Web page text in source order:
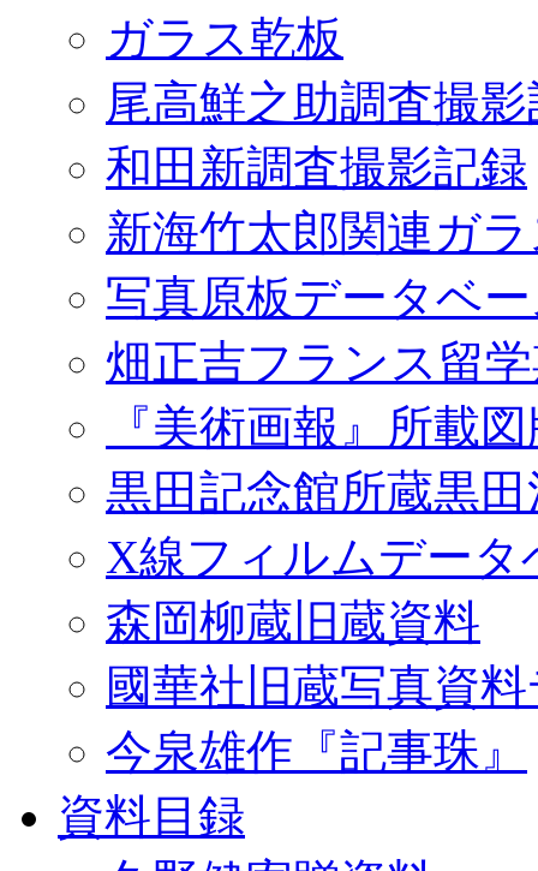
ガラス乾板
尾高鮮之助調査撮
和田新調査撮影記録
新海竹太郎関連ガ
写真原板データベ
畑正吉フランス留
『美術画報』所載
黒田記念館所蔵黒
X線フィルムデータ
森岡柳蔵旧蔵資料
國華社旧蔵写真資
今泉雄作『記事珠』
資料目録